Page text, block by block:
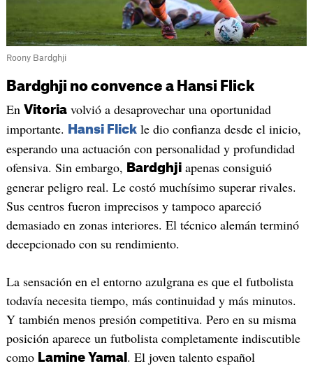
Roony Bardghji
Bardghji no convence a Hansi Flick
En Vitoriavolvió a desaprovechar una oportunidad
importante.
Hansi Flickle dio confianza desde el inicio,
esperando una actuación con personalidad y profundidad
ofensiva. Sin embargo, Bardghjiapenas consiguió
generar peligro real. Le costó muchísimo superar rivales.
Sus centros fueron imprecisos y tampoco apareció
demasiado en zonas interiores. El técnico alemán terminó
decepcionado con su rendimiento.
La sensación en el entorno azulgrana es que el futbolista
todavía necesita tiempo, más continuidad y más minutos.
Y también menos presión competitiva. Pero en su misma
posición aparece un futbolista completamente indiscutible
como Lamine Yamal . El joven talento español